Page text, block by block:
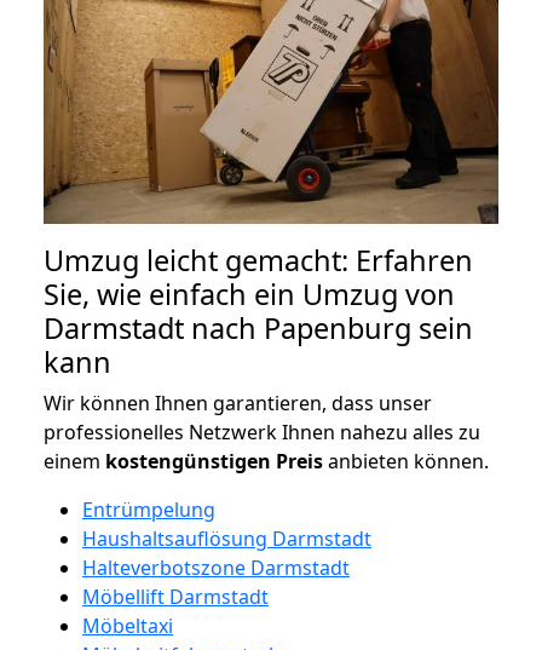
Umzug leicht gemacht: Erfahren
Sie, wie einfach ein Umzug von
Darmstadt nach Papenburg sein
kann
Wir können Ihnen garantieren, dass unser
professionelles Netzwerk Ihnen nahezu alles zu
einem kostengünstigen Preisanbieten können.
Entrümpelung
Haushaltsauflösung Darmstadt
Halteverbotszone Darmstadt
Möbellift Darmstadt
Möbeltaxi